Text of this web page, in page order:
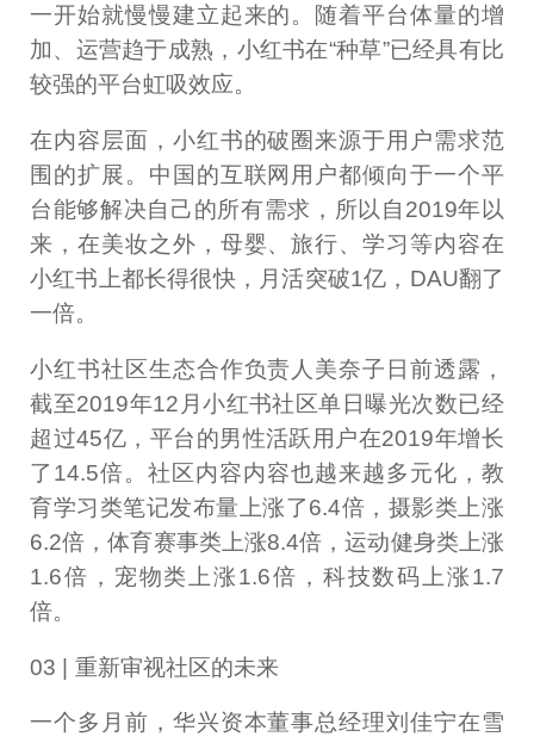
一开始就慢慢建立起来的。随着平台体量的增
加、运营趋于成熟，小红书在“种草”已经具有比
较强的平台虹吸效应。
在内容层面，小红书的破圈来源于用户需求范
围的扩展。中国的互联网用户都倾向于一个平
台能够解决自己的所有需求，所以自2019年以
来，在美妆之外，母婴、旅行、学习等内容在
小红书上都长得很快，月活突破1亿，DAU翻了
一倍。
小红书社区生态合作负责人美奈子日前透露，
截至2019年12月小红书社区单日曝光次数已经
超过45亿，平台的男性活跃用户在2019年增长
了14.5倍。社区内容内容也越来越多元化，教
育学习类笔记发布量上涨了6.4倍，摄影类上涨
6.2倍，体育赛事类上涨8.4倍，运动健身类上涨
1.6倍，宠物类上涨1.6倍，科技数码上涨1.7
倍。
03 | 重新审视社区的未来
一个多月前，华兴资本董事总经理刘佳宁在雪